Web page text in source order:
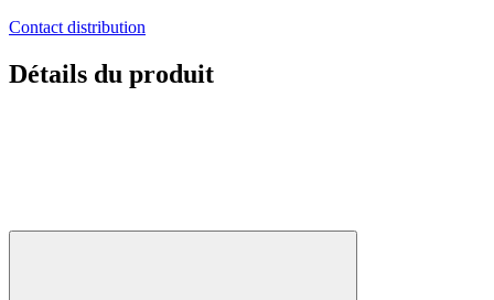
Contact distribution
Détails du produit